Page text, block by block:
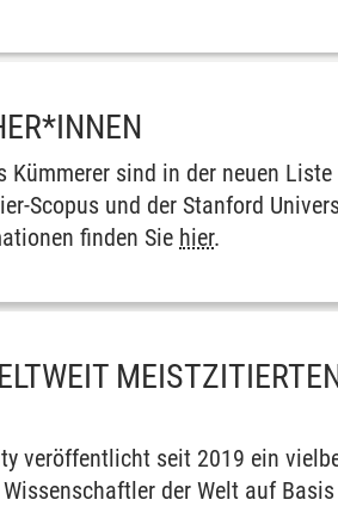
sind in der neuen
Scopus und der Stanford
finden Sie hier.
veröffentlicht seit 2019 ein
der Welt auf